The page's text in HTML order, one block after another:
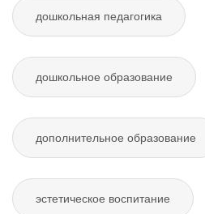
дошкольная педагогика
дошкольное образование
дополнительное образование
эстетическое воспитание